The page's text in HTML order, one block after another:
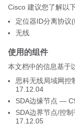
Cisco 建议您了解以
定位器ID分离协议
无线
使用的组件
本文档中的信息基于
思科无线局域网控
17.12.04
SDA边缘节点 —
SDA边界节点/控
17.12.05